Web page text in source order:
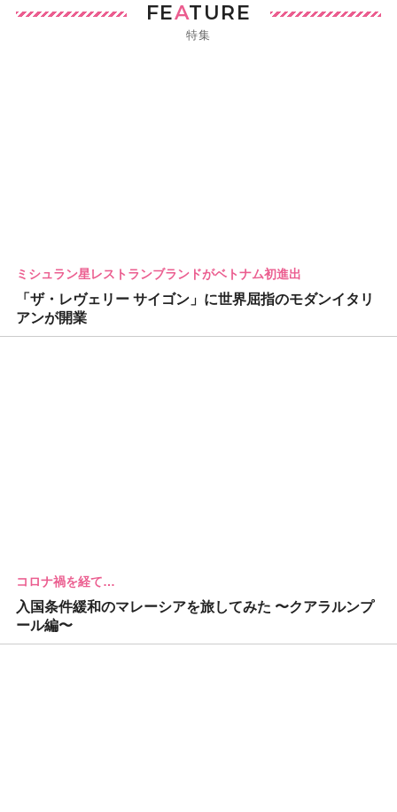
FEATURE
特集
ミシュラン星レストランブランドがベトナム初進出
「ザ・レヴェリー サイゴン」に世界屈指のモダンイタリ
アンが開業
コロナ禍を経て…
入国条件緩和のマレーシアを旅してみた 〜クアラルンプ
ール編〜